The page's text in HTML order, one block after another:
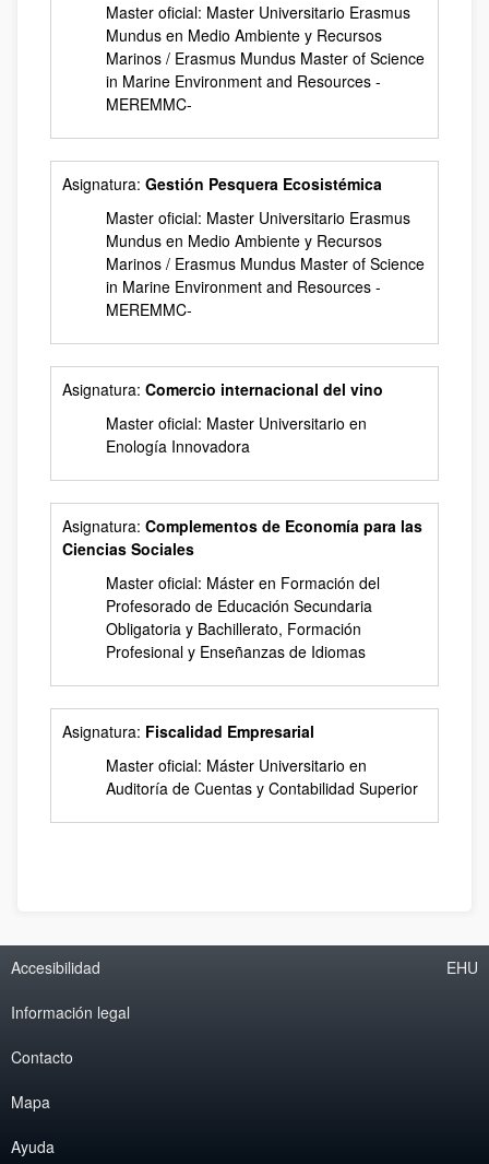
Master oficial: Master Universitario Erasmus
Mundus en Medio Ambiente y Recursos
Marinos / Erasmus Mundus Master of Science
in Marine Environment and Resources -
MEREMMC-
Asignatura: Gestión Pesquera Ecosistémica
Master oficial: Master Universitario Erasmus
Mundus en Medio Ambiente y Recursos
Marinos / Erasmus Mundus Master of Science
in Marine Environment and Resources -
MEREMMC-
Asignatura: Comercio internacional del vino
Master oficial: Master Universitario en
Enología Innovadora
Asignatura: Complementos de Economía para las
Ciencias Sociales
Master oficial: Máster en Formación del
Profesorado de Educación Secundaria
Obligatoria y Bachillerato, Formación
Profesional y Enseñanzas de Idiomas
Asignatura: Fiscalidad Empresarial
Master oficial: Máster Universitario en
Auditoría de Cuentas y Contabilidad Superior
Accesibilidad
Información legal
Contacto
Mapa
Ayuda
EHU